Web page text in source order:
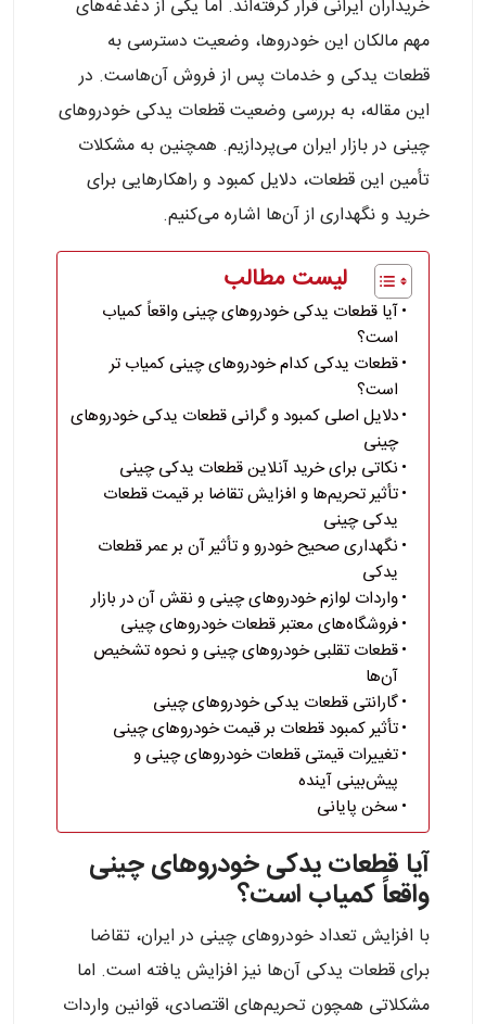
خریداران ایرانی قرار گرفته‌اند. اما یکی از دغدغه‌های
مهم مالکان این خودروها، وضعیت دسترسی به
قطعات یدکی و خدمات پس از فروش آن‌هاست. در
این مقاله، به بررسی وضعیت قطعات یدکی خودروهای
چینی در بازار ایران می‌پردازیم. همچنین به مشکلات
تأمین این قطعات، دلایل کمبود و راهکارهایی برای
خرید و نگهداری از آن‌ها اشاره می‌کنیم.
لیست مطالب
آیا قطعات یدکی خودروهای چینی واقعاً کمیاب
است؟
قطعات یدکی کدام خودروهای چینی کمیاب تر
است؟
دلایل اصلی کمبود و گرانی قطعات یدکی خودروهای
چینی
نکاتی برای خرید آنلاین قطعات یدکی چینی
تأثیر تحریم‌ها و افزایش تقاضا بر قیمت قطعات
یدکی چینی
نگهداری صحیح خودرو و تأثیر آن بر عمر قطعات
یدکی
واردات لوازم خودروهای چینی و نقش آن در بازار
فروشگاه‌های معتبر قطعات خودروهای چینی
قطعات تقلبی خودروهای چینی و نحوه تشخیص
آن‌ها
گارانتی قطعات یدکی خودروهای چینی
تأثیر کمبود قطعات بر قیمت خودروهای چینی
تغییرات قیمتی قطعات خودروهای چینی و
پیش‌بینی آینده
سخن پایانی
آیا قطعات یدکی خودروهای چینی
واقعاً کمیاب است؟
با افزایش تعداد خودروهای چینی در ایران، تقاضا
برای قطعات یدکی آن‌ها نیز افزایش یافته است. اما
مشکلاتی همچون تحریم‌های اقتصادی، قوانین واردات